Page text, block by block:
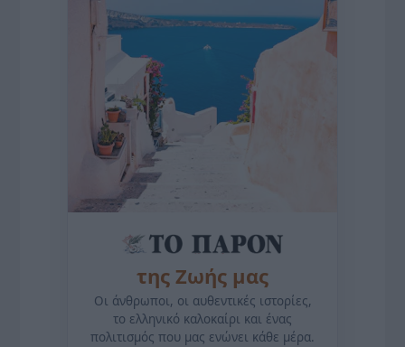
της Ζωής μας
Οι άνθρωποι, οι αυθεντικές ιστορίες,
το ελληνικό καλοκαίρι και ένας
πολιτισμός που μας ενώνει κάθε μέρα.